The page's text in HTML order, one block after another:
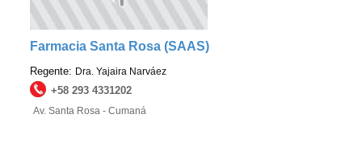
Farmacia Santa Rosa (SAAS)
Regente: Dra. Yajaira Narváez
+58 293 4331202
Av. Santa Rosa - Cumaná